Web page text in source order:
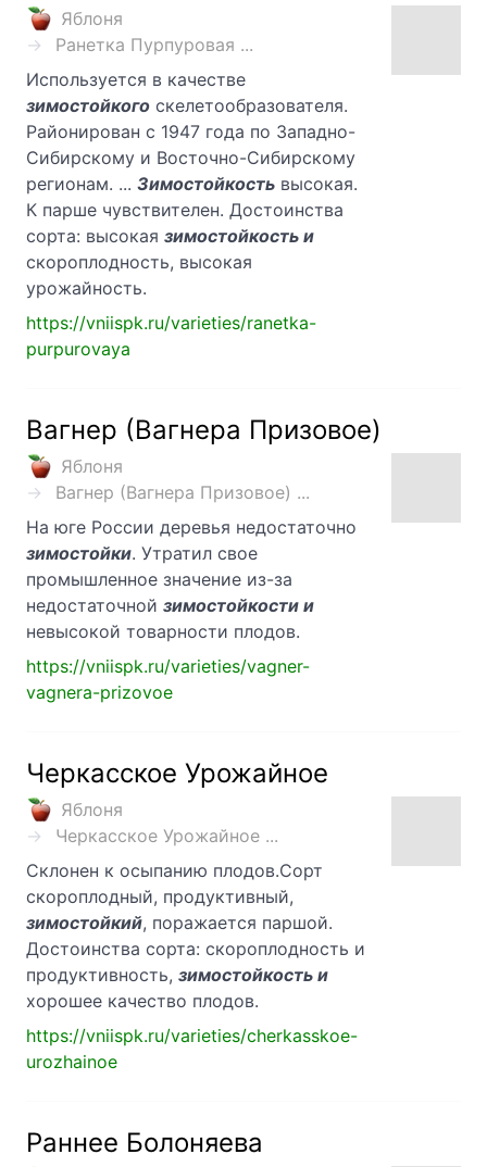
Яблоня
Ранетка Пурпуровая ...
Используется в качестве
зимостойкого скелетообразователя.
Районирован с 1947 года по Западно-
Сибирскому и Восточно-Сибирскому
регионам. ... Зимостойкость высокая.
К парше чувствителен. Достоинства
сорта: высокая зимостойкость и
скороплодность, высокая
урожайность.
https://vniispk.ru/varieties/ranetka-
purpurovaya
Вагнер (Вагнера Призовое)
Яблоня
Вагнер (Вагнера Призовое) ...
На юге России деревья недостаточно
зимостойки. Утратил свое
промышленное значение из-за
недостаточной зимостойкости и
невысокой товарности плодов.
https://vniispk.ru/varieties/vagner-
vagnera-prizovoe
Черкасское Урожайное
Яблоня
Черкасское Урожайное ...
Склонен к осыпанию плодов.Сорт
скороплодный, продуктивный,
зимостойкий, поражается паршой.
Достоинства сорта: скороплодность и
продуктивность, зимостойкость и
хорошее качество плодов.
https://vniispk.ru/varieties/cherkasskoe-
urozhainoe
Раннее Болоняева